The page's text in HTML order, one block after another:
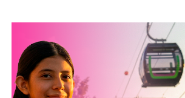
presentados, el Juez de la Causa
vinculación a proceso y fijó la medida
preventiva oficiosa. Cabe destacar que,
los protocolos legales, al imputado se
inocente mientras no se dicte una